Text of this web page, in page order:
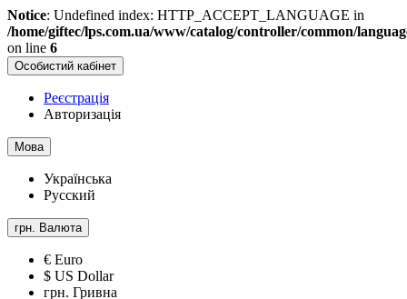
Notice: Undefined index: HTTP_ACCEPT_LANGUAGE in
/home/giftec/lps.com.ua/www/catalog/controller/common/
on line 6
Особистий кабінет
Реєстрація
Авторизація
Мова
Українська
Русский
грн. Валюта
€ Euro
$ US Dollar
грн. Гривна